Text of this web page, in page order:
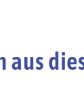
aus